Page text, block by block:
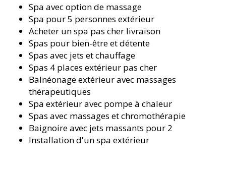
Spa avec option de massage
Spa pour 5 personnes extérieur
Acheter un spa pas cher livraison
Spas pour bien-être et détente
Spas avec jets et chauffage
Spas 4 places extérieur pas cher
Balnéonage extérieur avec massages
thérapeutiques
Spa extérieur avec pompe à chaleur
Spas avec massages et chromothérapie
Baignoire avec jets massants pour 2
Installation d'un spa extérieur